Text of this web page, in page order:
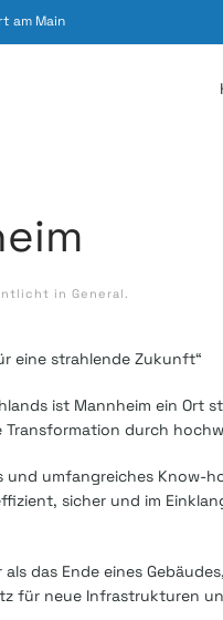
am Main
in General.
eine strahlende Zukunft“
ist Mannheim ein Ort
durch
umfangreiches Know-
sicher und im
das Ende eines
für neue Infrastrukturen